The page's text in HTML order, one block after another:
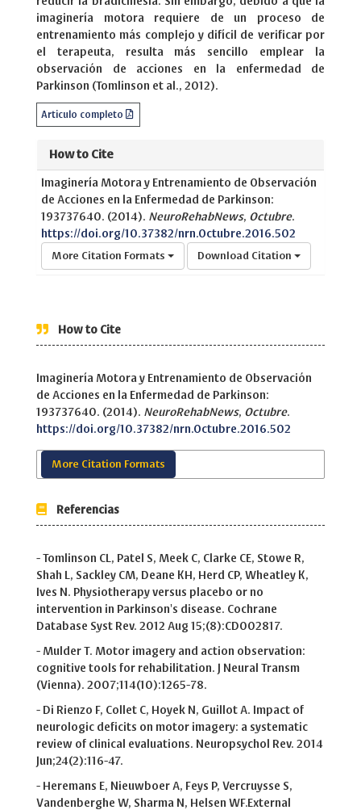
imaginería motora requiere de un proceso de
entrenamiento más complejo y difícil de verificar por
el terapeuta, resulta más sencillo emplear la
observación de acciones en la enfermedad de
Parkinson (Tomlinson et al., 2012).
Articulo completo
How to Cite
Imaginería Motora y Entrenamiento de Observación
de Acciones en la Enfermedad de Parkinson:
193737640. (2014). NeuroRehabNews, Octubre.
https://doi.org/10.37382/nrn.Octubre.2016.502
More Citation Formats Download Citation
How to Cite
Imaginería Motora y Entrenamiento de Observación
de Acciones en la Enfermedad de Parkinson:
193737640. (2014). NeuroRehabNews, Octubre.
https://doi.org/10.37382/nrn.Octubre.2016.502
More Citation Formats
Referencias
- Tomlinson CL, Patel S, Meek C, Clarke CE, Stowe R,
Shah L, Sackley CM, Deane KH, Herd CP, Wheatley K,
Ives N. Physiotherapy versus placebo or no
intervention in Parkinson's disease. Cochrane
Database Syst Rev. 2012 Aug 15;(8):CD002817.
- Mulder T. Motor imagery and action observation:
cognitive tools for rehabilitation. J Neural Transm
(Vienna). 2007;114(10):1265-78.
- Di Rienzo F, Collet C, Hoyek N, Guillot A. Impact of
neurologic deficits on motor imagery: a systematic
review of clinical evaluations. Neuropsychol Rev. 2014
Jun;24(2):116-47.
- Heremans E, Nieuwboer A, Feys P, Vercruysse S,
Vandenberghe W, Sharma N, Helsen WF.External